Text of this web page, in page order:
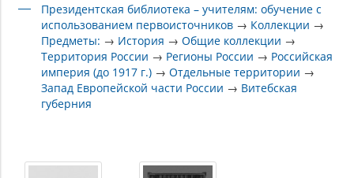
Президентская библиотека – учителям: обучение с
использованием первоисточников → Коллекции →
Предметы: → История →Общие коллекции →
Территория России → Регионы России → Российская
империя (до 1917 г.) →Отдельные территории →
Запад Европейской части России → Витебская
губерния